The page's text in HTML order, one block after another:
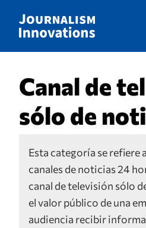
Canal de
sólo de
Esta categoría se refiere
canales de noticias 24
canal de televisión sólo
el valor público de una
audiencia recibir